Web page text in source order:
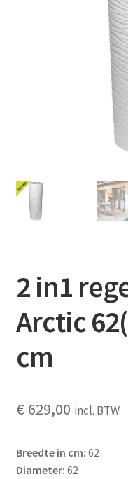
2 in1
Arctic
cm
€ 629,00 incl. BTW
Breedte in cm: 62
Diameter: 62